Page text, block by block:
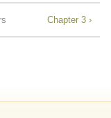
Chapter 3 ›